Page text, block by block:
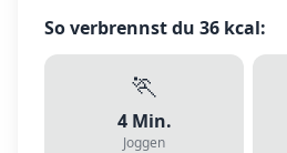
So verbrennst du 36 kcal:
🏃
4Min.
Joggen